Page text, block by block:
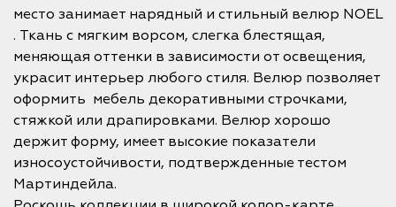
место занимает нарядный и стильный велюр NOEL
. Ткань с мягким ворсом, слегка блестящая,
меняющая оттенки в зависимости от освещения,
украсит интерьер любого стиля. Велюр позволяет
оформить мебель декоративными строчками,
стяжкой или драпировками. Велюр хорошо
держит форму, имеет высокие показатели
износоустойчивости, подтвержденные тестом
Мартиндейла.